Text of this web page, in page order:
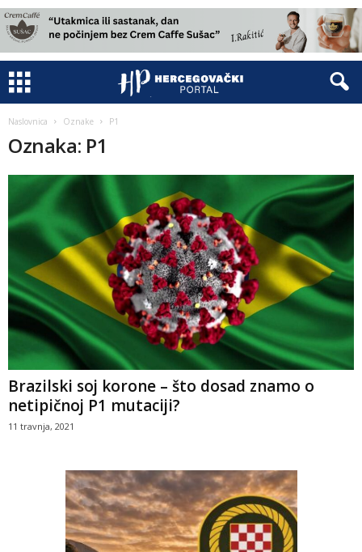
Naslovnica Oznake P1
Oznaka: P1
Brazilski soj korone – što dosad znamo o
netipičnoj P1 mutaciji?
11 travnja, 2021